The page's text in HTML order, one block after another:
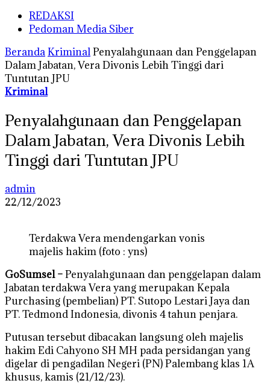
REDAKSI
Pedoman Media Siber
BerandaKriminalPenyalahgunaan dan Penggelapan
Dalam Jabatan, Vera Divonis Lebih Tinggi dari
Tuntutan JPU
Kriminal
Penyalahgunaan dan Penggelapan
Dalam Jabatan, Vera Divonis Lebih
Tinggi dari Tuntutan JPU
admin
22/12/2023
Terdakwa Vera mendengarkan vonis
majelis hakim (foto : yns)
GoSumsel –Penyalahgunaan dan penggelapan dalam
Jabatan terdakwa Vera yang merupakan Kepala
Purchasing (pembelian) PT. Sutopo Lestari Jaya dan
PT. Tedmond Indonesia, divonis 4 tahun penjara.
Putusan tersebut dibacakan langsung oleh majelis
hakim Edi Cahyono SH MH pada persidangan yang
digelar di pengadilan Negeri (PN) Palembang klas 1A
khusus, kamis (21/12/23).